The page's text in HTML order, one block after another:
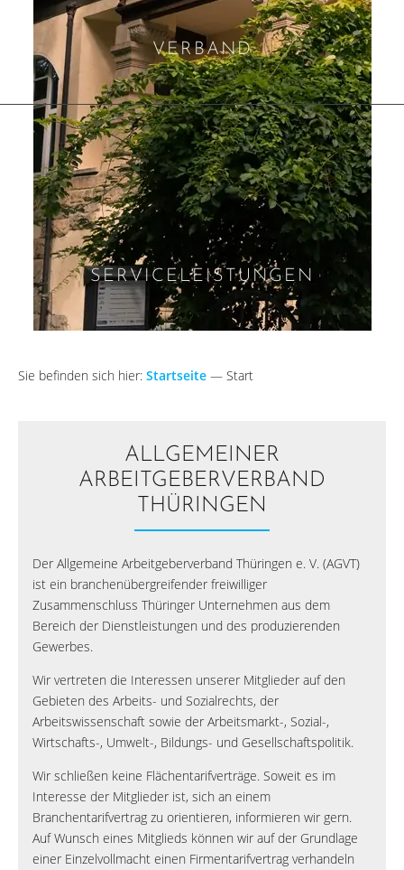
VERBAND
SERVICELEISTUNGEN
Sie befinden sich hier: Startseite — Start
ALLGEMEINER
ARBEITGEBERVERBAND
THÜRINGEN
Der Allgemeine Arbeitgeberverband Thüringen e. V. (AGVT)
ist ein branchenübergreifender freiwilliger
Zusammenschluss Thüringer Unternehmen aus dem
Bereich der Dienstleistungen und des produzierenden
Gewerbes.
Wir vertreten die Interessen unserer Mitglieder auf den
Gebieten des Arbeits- und Sozialrechts, der
Arbeitswissenschaft sowie der Arbeitsmarkt-, Sozial-,
Wirtschafts-, Umwelt-, Bildungs- und Gesellschaftspolitik.
Wir schließen keine Flächentarifverträge. Soweit es im
Interesse der Mitglieder ist, sich an einem
Branchentarifvertrag zu orientieren, informieren wir gern.
Auf Wunsch eines Mitglieds können wir auf der Grundlage
einer Einzelvollmacht einen Firmentarifvertrag verhandeln